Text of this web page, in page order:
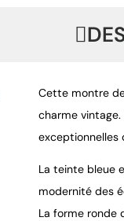
Cette montre
charme
exceptionnelles
La teinte bleue
modernité des
La forme ronde